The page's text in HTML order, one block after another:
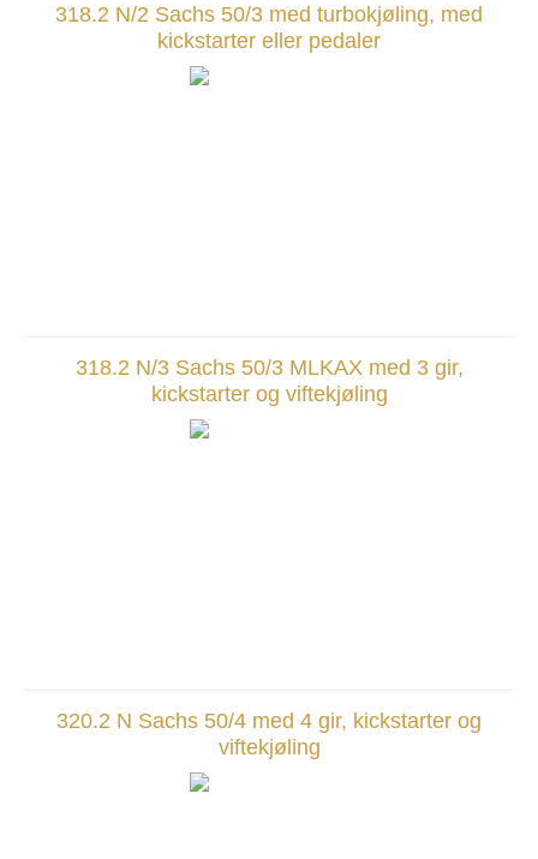
318.2 N/2 Sachs 50/3 med turbokjøling, med
kickstarter eller pedaler
318.2 N/3 Sachs 50/3 MLKAX med 3 gir,
kickstarter og viftekjøling
320.2 N Sachs 50/4 med 4 gir, kickstarter og
viftekjøling